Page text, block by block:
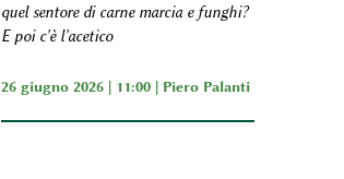
quel sentore di carne marcia e funghi?
E poi c'è l'acetico
26 giugno 2026 | 11:00 | Piero Palanti